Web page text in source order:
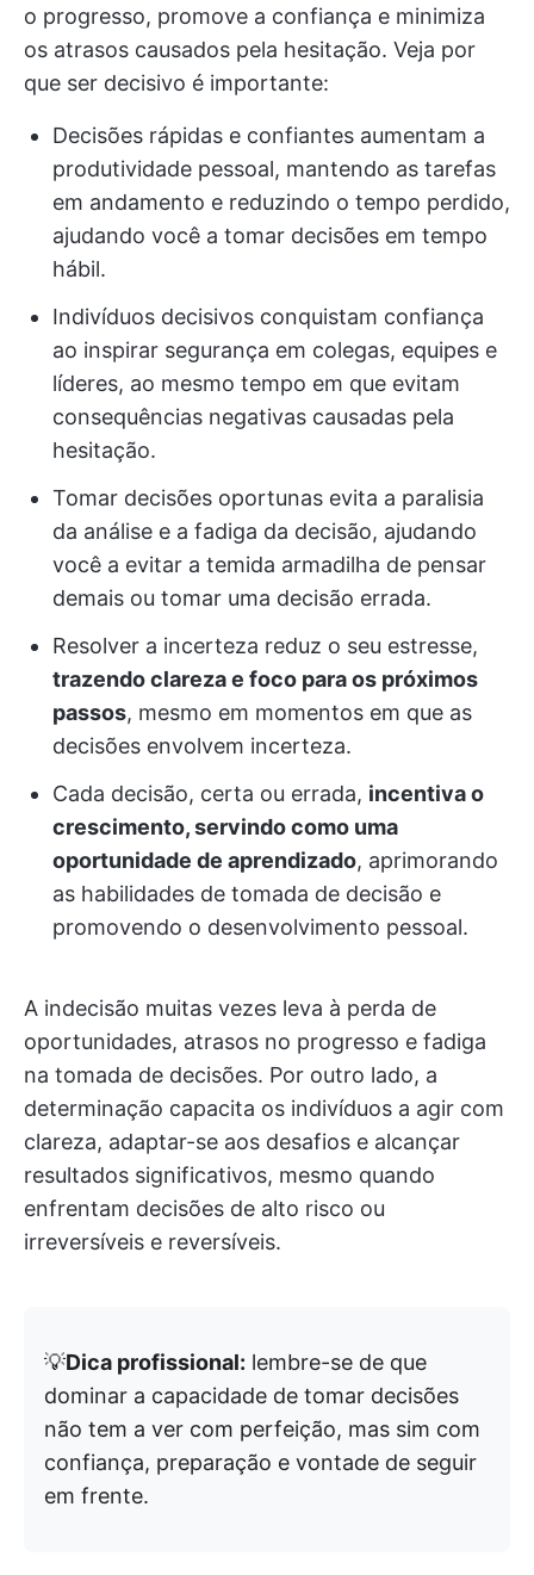
o progresso, promove a confiança e minimiza
os atrasos causados pela hesitação. Veja por
que ser decisivo é importante:
Decisões rápidas e confiantes aumentam a
produtividade pessoal, mantendo as tarefas
em andamento e reduzindo o tempo perdido,
ajudando você a tomar decisões em tempo
hábil.
Indivíduos decisivos conquistam confiança
ao inspirar segurança em colegas, equipes e
líderes, ao mesmo tempo em que evitam
consequências negativas causadas pela
hesitação.
Tomar decisões oportunas evita a paralisia
da análise e a fadiga da decisão, ajudando
você a evitar a temida armadilha de pensar
demais ou tomar uma decisão errada.
Resolver a incerteza reduz o seu estresse,
trazendo clareza e foco para os próximos
passos, mesmo em momentos em que as
decisões envolvem incerteza.
Cada decisão, certa ou errada, incentiva o
crescimento, servindo como uma
oportunidade de aprendizado, aprimorando
as habilidades de tomada de decisão e
promovendo o desenvolvimento pessoal.
A indecisão muitas vezes leva à perda de
oportunidades, atrasos no progresso e fadiga
na tomada de decisões. Por outro lado, a
determinação capacita os indivíduos a agir com
clareza, adaptar-se aos desafios e alcançar
resultados significativos, mesmo quando
enfrentam decisões de alto risco ou
irreversíveis e reversíveis.
💡Dica profissional: lembre-se de que
dominar a capacidade de tomar decisões
não tem a ver com perfeição, mas sim com
confiança, preparação e vontade de seguir
em frente.